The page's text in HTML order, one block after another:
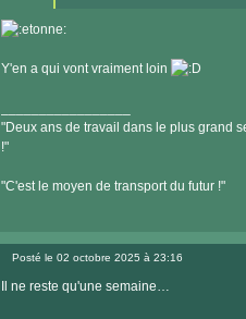
Y'en a qui vont vraiment loin
"Deux ans de travail dans le plus grand
!"
"C'est le moyen de transport du futur !"
Posté le 02 octobre 2025 à 23:16
Il ne reste qu'une semaine…